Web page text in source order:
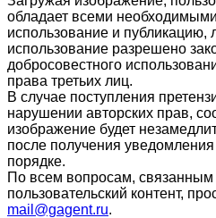
обладает всеми
использование и публикацию,
использование разрешено
добросовестного
права третьих лиц.
В случае поступления
нарушении авторских прав,
изображение будет
после получения
порядке.
По всем вопросам,
пользовательский контент,
mail@gagent.ru.